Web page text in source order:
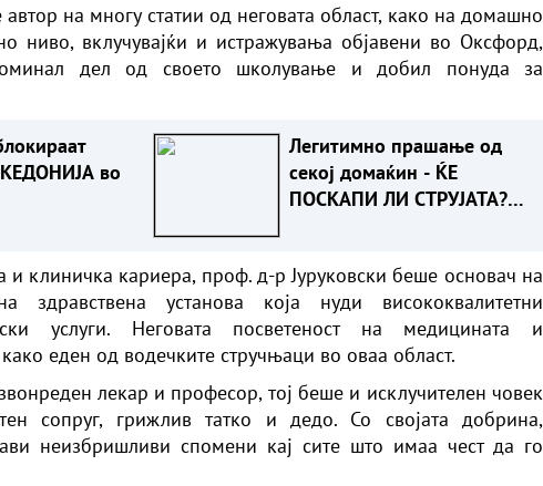
на многу статии од неговата област, како на домашно
ниво, вклучувајќи и истражувања објавени во Оксфорд,
дел од своето школување и добил понуда за
во
Легитимно прашање од
секој домаќин - ЌЕ
ПОСКАПИ ЛИ СТРУЈАТА?
и клиничка кариера, проф. д-р Јуруковски беше основач на
здравствена установа која нуди висококвалитетни
услуги. Неговата посветеност на медицината и
еден од водечките стручњаци во оваа област.
лекар и професор, тој беше и исклучителен човек
сопруг, грижлив татко и дедо. Со својата добрина,
неизбришливи спомени кај сите што имаа чест да го